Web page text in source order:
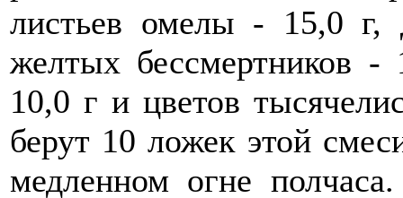
листьев омелы - 15,0 г,
желтых бессмертников -
10,0 г и цветов
берут 10 ложек этой
медленном огне